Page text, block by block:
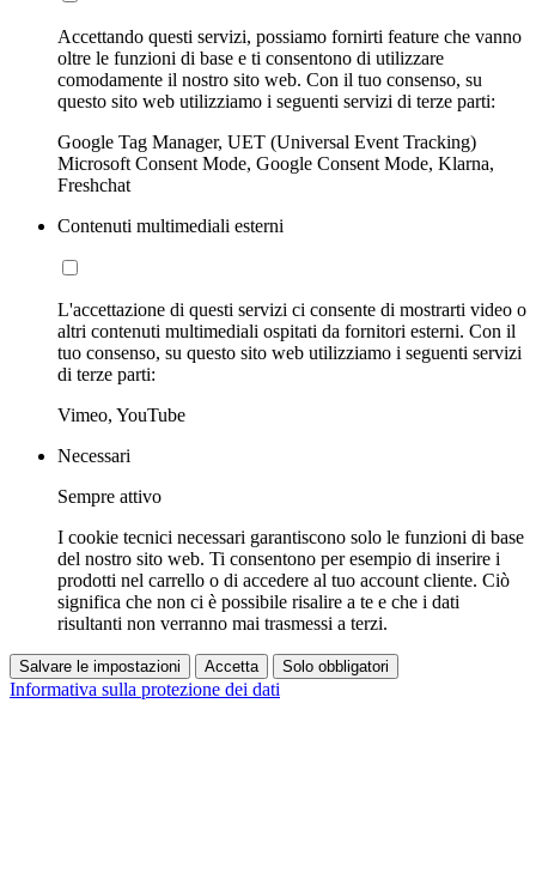
Accettando questi servizi, possiamo fornirti feature che vanno
oltre le funzioni di base e ti consentono di utilizzare
comodamente il nostro sito web. Con il tuo consenso, su
questo sito web utilizziamo i seguenti servizi di terze parti:
Google Tag Manager, UET (Universal Event Tracking)
Microsoft Consent Mode, Google Consent Mode, Klarna,
Freshchat
Contenuti multimediali esterni
L'accettazione di questi servizi ci consente di mostrarti video o
altri contenuti multimediali ospitati da fornitori esterni. Con il
tuo consenso, su questo sito web utilizziamo i seguenti servizi
di terze parti:
Vimeo, YouTube
Necessari
Sempre attivo
I cookie tecnici necessari garantiscono solo le funzioni di base
del nostro sito web. Ti consentono per esempio di inserire i
prodotti nel carrello o di accedere al tuo account cliente. Ciò
significa che non ci è possibile risalire a te e che i dati
risultanti non verranno mai trasmessi a terzi.
Salvare le impostazioni Accetta Solo obbligatori
Informativa sulla protezione dei dati